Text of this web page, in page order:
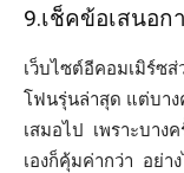
9.เช็คข้อเสนอก
เว็บไซต์อีคอมเมิร์ซ
โฟนรุ่นล่าสุด แต่บาง
เสมอไป เพราะบาง
เองก็คุ้มค่ากว่า อย่า